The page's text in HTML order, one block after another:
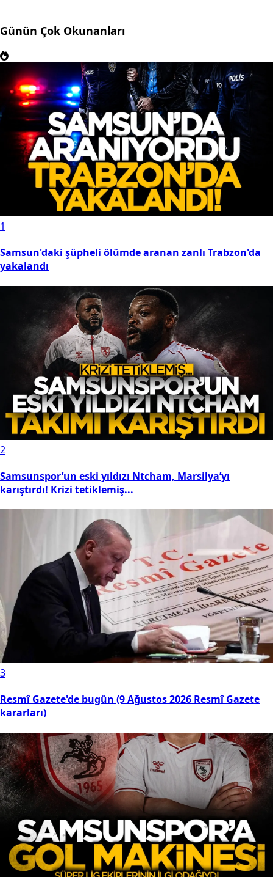
Günün Çok Okunanları
1
Samsun'daki şüpheli ölümde aranan zanlı Trabzon'da
yakalandı
2
Samsunspor’un eski yıldızı Ntcham, Marsilya’yı
karıştırdı! Krizi tetiklemiş...
3
Resmî Gazete'de bugün (9 Ağustos 2026 Resmî Gazete
kararları)